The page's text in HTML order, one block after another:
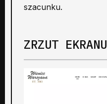
szacunku.
ZRZUT EKRANU